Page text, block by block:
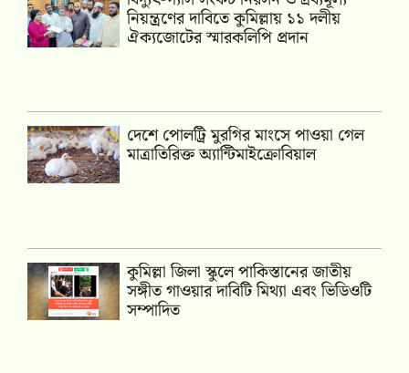
নিয়ন্ত্রণের দাবিতে কুমিল্লায় ১১ দলীয়
ঐক‍্যজোটের স্মারকলিপি প্রদান
দেশে পোলট্রি মুরগির মাংসে পাওয়া গেল
মাত্রাতিরিক্ত অ্যান্টিমাইক্রোবিয়াল
কুমিল্লা জিলা স্কুলে পাকিস্তানের জাতীয়
সঙ্গীত গাওয়ার দাবিটি মিথ্যা এবং ভিডিওটি
সম্পাদিত